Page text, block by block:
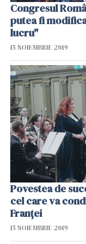
Congresul
putea fi
lucru"
15 NOIEMBRIE 2019
Povestea de
cel care va
Franței
15 NOIEMBRIE 2019